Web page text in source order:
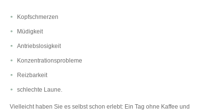
Kopfschmerzen
Müdigkeit
Antriebslosigkeit
Konzentrationsprobleme
Reizbarkeit
schlechte Laune.
Vielleicht haben Sie es selbst schon erlebt: Ein Tag ohne Kaffee und